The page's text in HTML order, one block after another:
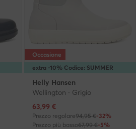
extra -10% Codice: SUMMER
Occasione
Helly Hansen
Wellington · Grigio
Prezzo attuale
63,99 €
Prezzo regolare94,95 €-32%
Prezzo più basso67,99 €-5%